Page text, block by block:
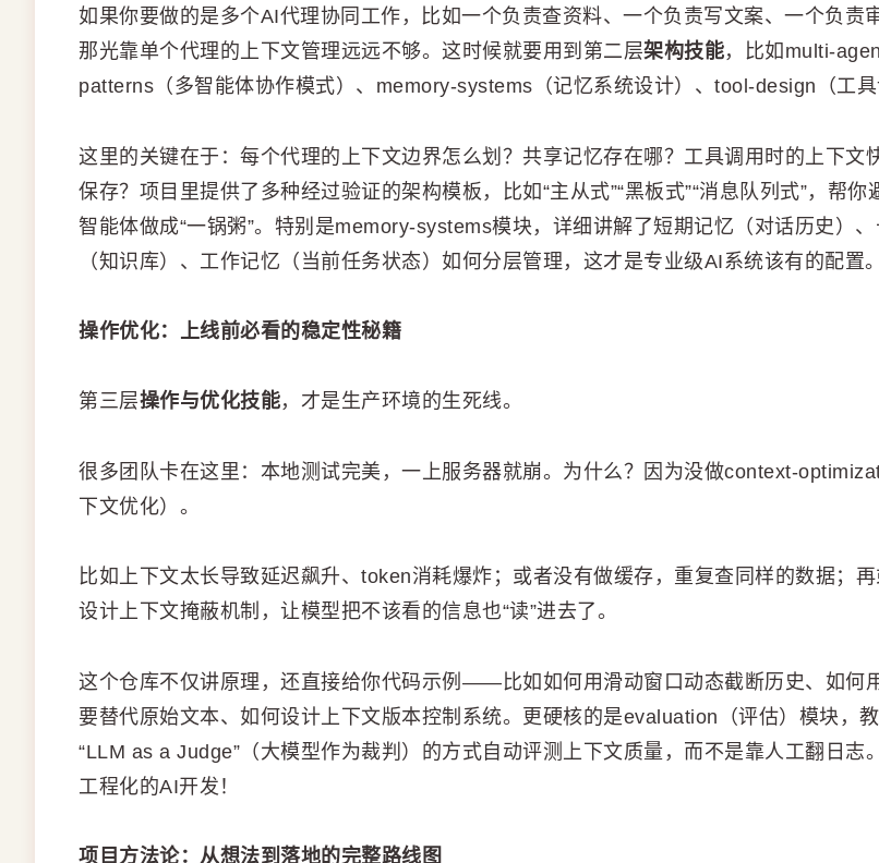
如果你要做的是多个AI代理协同工作，比如一个负责查资料、一个负责写文案、一个负
那光靠单个代理的上下文管理远远不够。这时候就要用到第二层架构技能，比如multi-
patterns（多智能体协作模式）、memory-systems（记忆系统设计）、tool-design（工具
这里的关键在于：每个代理的上下文边界怎么划？共享记忆存在哪？工具调用时的上下文
保存？项目里提供了多种经过验证的架构模板，比如“主从式”“黑板式”“消息队列式”，帮你
智能体做成“一锅粥”。特别是memory-systems模块，详细讲解了短期记忆（对话历史）
（知识库）、工作记忆（当前任务状态）如何分层管理，这才是专业级AI系统该有的配置。
操作优化：上线前必看的稳定性秘籍
第三层操作与优化技能，才是生产环境的生死线。
很多团队卡在这里：本地测试完美，一上服务器就崩。为什么？因为没做context-
下文优化）。
比如上下文太长导致延迟飙升、token消耗爆炸；或者没有做缓存，重复查同样的数据；
设计上下文掩蔽机制，让模型把不该看的信息也“读”进去了。
这个仓库不仅讲原理，还直接给你代码示例——比如如何用滑动窗口动态截断历史、如何
要替代原始文本、如何设计上下文版本控制系统。更硬核的是evaluation（评估）模块，
“LLM as a Judge”（大模型作为裁判）的方式自动评测上下文质量，而不是靠人工翻日志
工程化的AI开发！
项目方法论：从想法到落地的完整路线图